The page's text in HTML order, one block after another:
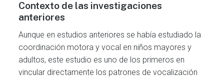
Contexto de las investigaciones
anteriores
Aunque en estudios anteriores se había estudiado la
coordinación motora y vocal en niños mayores y
adultos, este estudio es uno de los primeros en
vincular directamente los patrones de vocalización